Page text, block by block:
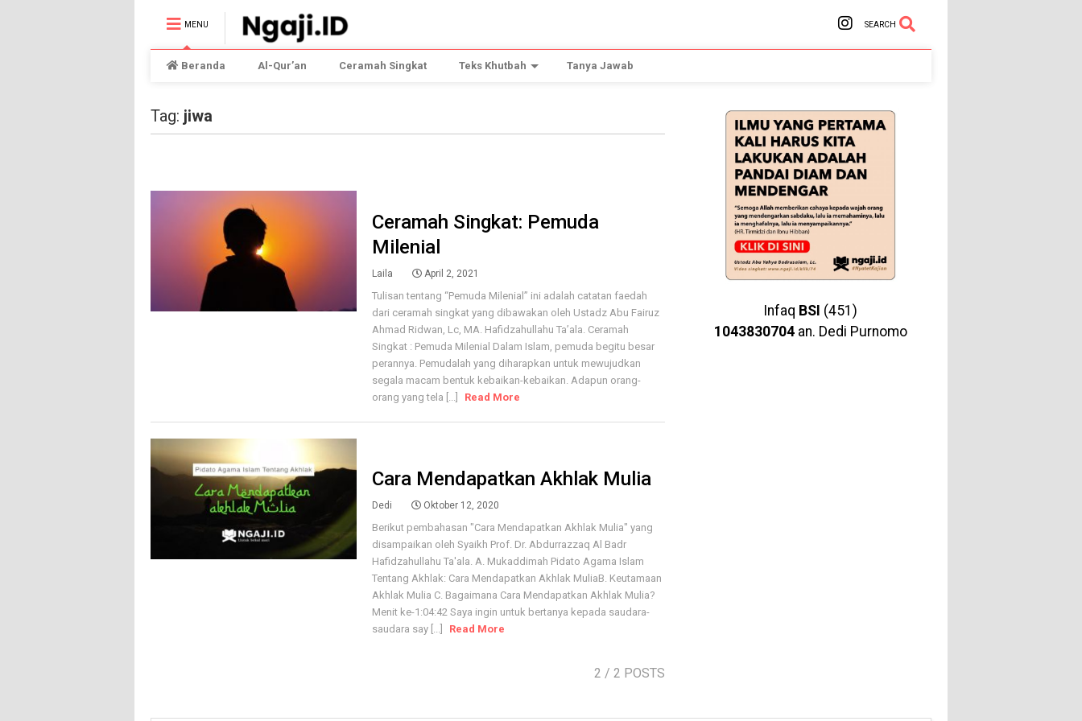
MENU SEARCH
Beranda Al-Qur’an Ceramah Singkat Teks Khutbah Tanya Jawab
Tag: jiwa
Ceramah Singkat: Pemuda
Milenial
Laila April 2, 2021
Tulisan tentang “Pemuda Milenial” ini adalah catatan faedah
dari ceramah singkat yang dibawakan oleh Ustadz Abu Fairuz
Ahmad Ridwan, Lc, MA. Hafidzahullahu Ta’ala. Ceramah
Singkat : Pemuda Milenial Dalam Islam, pemuda begitu besar
perannya. Pemudalah yang diharapkan untuk mewujudkan
segala macam bentuk kebaikan-kebaikan. Adapun orang-
orang yang tela [...]
Read More
Cara Mendapatkan Akhlak Mulia
Dedi Oktober 12, 2020
Berikut pembahasan "Cara Mendapatkan Akhlak Mulia" yang
disampaikan oleh Syaikh Prof. Dr. Abdurrazzaq Al Badr
Hafidzahullahu Ta'ala. A. Mukaddimah Pidato Agama Islam
Tentang Akhlak: Cara Mendapatkan Akhlak MuliaB. Keutamaan
Akhlak Mulia C. Bagaimana Cara Mendapatkan Akhlak Mulia?
Menit ke-1:04:42 Saya ingin untuk bertanya kepada saudara-
saudara say [...]
Read More
2 / 2 POSTS
Infaq BSI (451)
1043830704an. Dedi Purnomo